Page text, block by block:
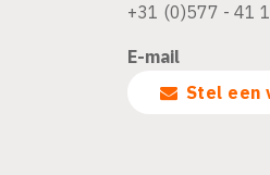
+31 (0)577 - 41
E-mail